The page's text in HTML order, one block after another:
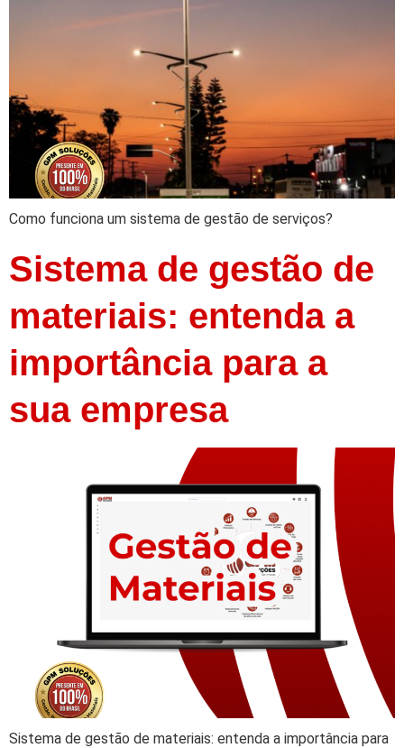
Como funciona um sistema de gestão de serviços?
Sistema de gestão de
materiais: entenda a
importância para a
sua empresa
Sistema de gestão de materiais: entenda a importância para